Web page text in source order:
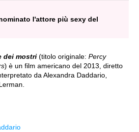
l'attore più sexy del
dei mostri (titolo originale: Percy
) è un film americano del 2013, diretto
da Alexandra Daddario,